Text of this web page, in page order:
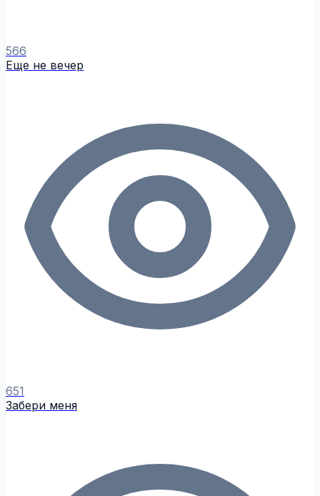
566
Еще не вечер
651
Забери меня